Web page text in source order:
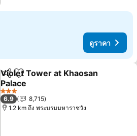
ดูราคา
แชร์ เพิ่มในรายการโปรด
Violet Tower at Khaosan
Palace
ดูราคา
3 ดาว
6.9
8,715
1.2 km ถึง พระบรมมหาราชวัง